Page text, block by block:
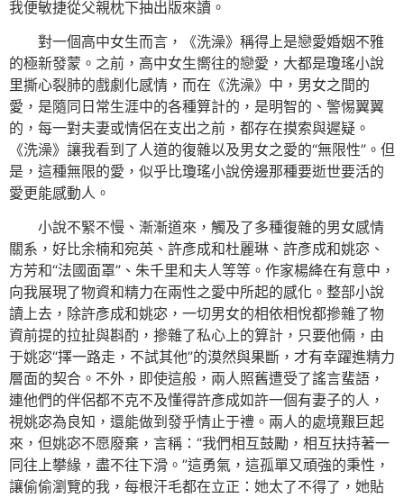
我便敏捷從父親枕下抽出版來讀。
對一個高中女生而言，《洗澡》稱得上是戀愛婚姻不雅
的極新發蒙。之前，高中女生嚮往的戀愛，大都是瓊瑤小說
里撕心裂肺的戲劇化感情，而在《洗澡》中，男女之間的
愛，是隨同日常生涯中的各種算計的，是明智的、警惕翼翼
的，每一對夫妻或情侶在支出之前，都存在摸索與遲疑。
《洗澡》讓我看到了人道的復雜以及男女之愛的“無限性”。但
是，這種無限的愛，似乎比瓊瑤小說傍邊那種要逝世要活的
愛更能感動人。
小說不緊不慢、漸漸道來，觸及了多種復雜的男女感情
關系，好比余楠和宛英、許彥成和杜麗琳、許彥成和姚宓、
方芳和“法國面罩”、朱千里和夫人等等。作家楊絳在有意中，
向我展現了物資和精力在兩性之愛中所起的感化。整部小說
讀上去，除許彥成和姚宓，一切男女的相依相悅都摻雜了物
資前提的拉扯與斟酌，摻雜了私心上的算計，只要他倆，由
于姚宓“擇一路走，不試其他”的漠然與果斷，才有幸躍進精力
層面的契合。不外，即使這般，兩人照舊遭受了謠言蜚語，
連他們的伴侶都不克不及懂得許彥成如許一個有妻子的人，
視姚宓為良知，還能做到發乎情止于禮。兩人的處境艱巨起
來，但姚宓不愿廢棄，言稱：“我們相互鼓勵，相互扶持著一
同往上攀緣，盡不往下滑。”這勇氣，這孤單又頑強的秉性，
讓偷偷瀏覽的我，每根汗毛都在立正：她太了不得了，她貼